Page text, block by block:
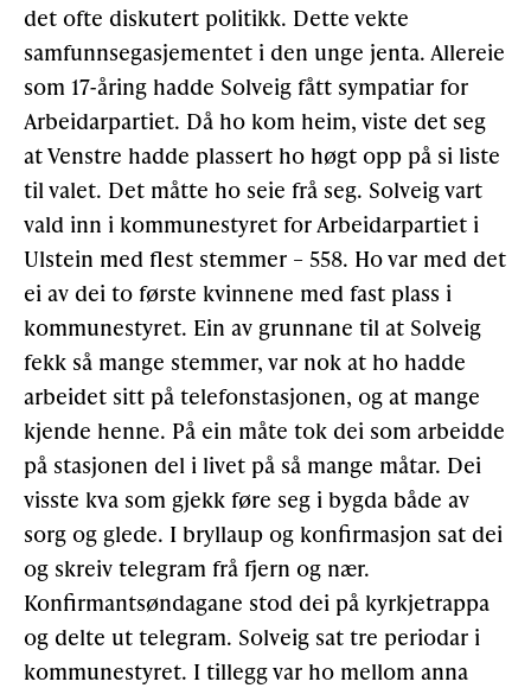
det ofte diskutert politikk. Dette vekte
samfunnsegasjementet i den unge jenta. Allereie
som 17-åring hadde Solveig fått sympatiar for
Arbeidarpartiet. Då ho kom heim, viste det seg
at Venstre hadde plassert ho høgt opp på si liste
til valet. Det måtte ho seie frå seg. Solveig vart
vald inn i kommunestyret for Arbeidarpartiet i
Ulstein med flest stemmer – 558. Ho var med det
ei av dei to første kvinnene med fast plass i
kommunestyret. Ein av grunnane til at Solveig
fekk så mange stemmer, var nok at ho hadde
arbeidet sitt på telefonstasjonen, og at mange
kjende henne. På ein måte tok dei som arbeidde
på stasjonen del i livet på så mange måtar. Dei
visste kva som gjekk føre seg i bygda både av
sorg og glede. I bryllaup og konfirmasjon sat dei
og skreiv telegram frå fjern og nær.
Konfirmantsøndagane stod dei på kyrkjetrappa
og delte ut telegram. Solveig sat tre periodar i
kommunestyret. I tillegg var ho mellom anna